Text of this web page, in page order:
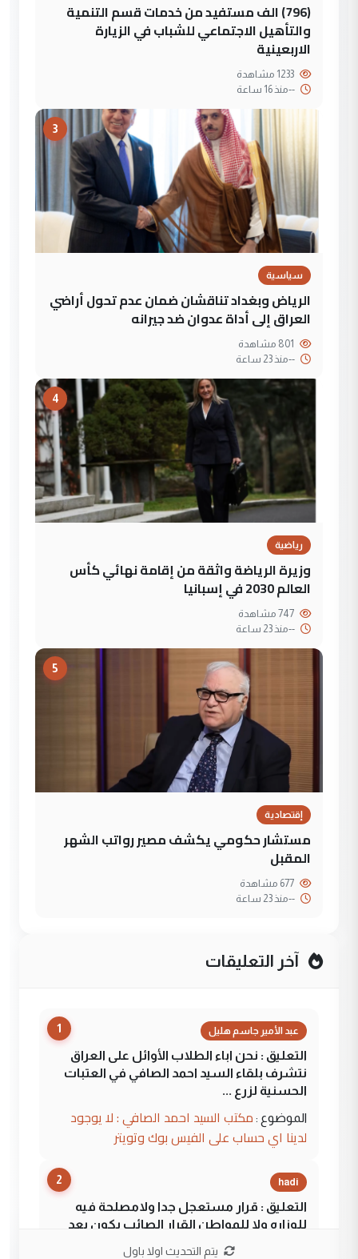
(796) الف مستفيد من خدمات قسم التنمية
والتأهيل الاجتماعي للشباب في الزيارة
الاربعينية
--منذ 16 ساعة
3
سياسية
الرياض وبغداد تناقشان ضمان عدم تحول أراضي
العراق إلى أداة عدوان ضد جيرانه
--منذ 23 ساعة
4
رياضية
وزيرة الرياضة واثقة من إقامة نهائي كأس
العالم 2030 في إسبانيا
--منذ 23 ساعة
5
إقتصادية
مستشار حكومي يكشف مصير رواتب الشهر
المقبل
--منذ 23 ساعة
آخر التعليقات
1 عبد الأمير جاسم هليل
التعليق : نحن اباء الطلاب الأوائل على العراق
نتشرف بلقاء السيد احمد الصافي في العتبات
الحسنية لزرع ...
الموضوع : مكتب السيد احمد الصافي : لا يوجود
لدينا اي حساب على الفيس بوك وتويتر
2 hadi
التعليق : قرار مستعجل جدا ولامصلحة فيه
للوزاره ولا للمواطن القرار الصائب يكون بعد
الاستماع للمدير ومغرفة ...
يتم التحديث اولا باول